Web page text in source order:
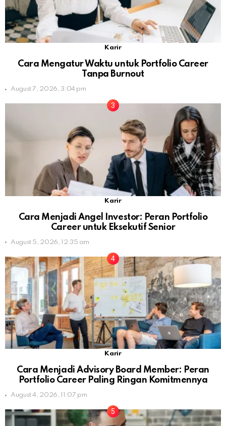
Karir
Cara Mengatur Waktu untuk Portfolio Career
Tanpa Burnout
August 7, 2026, 3:04 pm
Karir
Cara Menjadi Angel Investor: Peran Portfolio
Career untuk Eksekutif Senior
August 5, 2026, 12:35 am
Karir
Cara Menjadi Advisory Board Member: Peran
Portfolio Career Paling Ringan Komitmennya
August 4, 2026, 11:07 pm